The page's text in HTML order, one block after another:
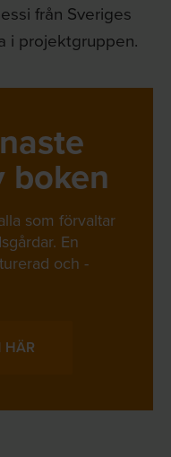
från Sveriges
i projektgruppen.
boken
som förvaltar
En
och
HÄR